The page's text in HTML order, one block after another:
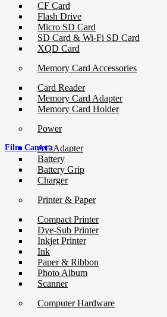
CF Card
Flash Drive
Micro SD Card
SD Card & Wi-Fi SD Card
XQD Card
Memory Card Accessories
Card Reader
Memory Card Adapter
Memory Card Holder
Power
AC Adapter
Battery
Battery Grip
Charger
Printer & Paper
Compact Printer
Dye-Sub Printer
Inkjet Printer
Ink
Paper & Ribbon
Photo Album
Scanner
Computer Hardware
Film Camera